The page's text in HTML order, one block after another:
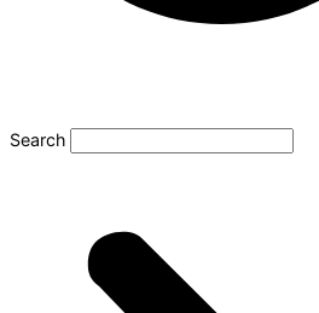
Search